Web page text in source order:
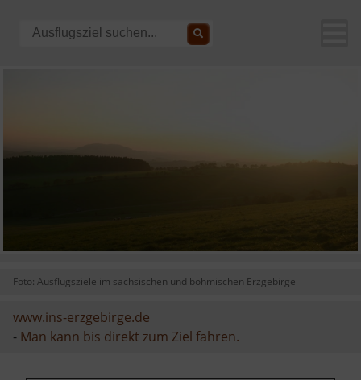
Foto: Ausflugsziele im sächsischen und böhmischen Erzgebirge
www.ins-erzgebirge.de
- Man kann bis direkt zum Ziel fahren.